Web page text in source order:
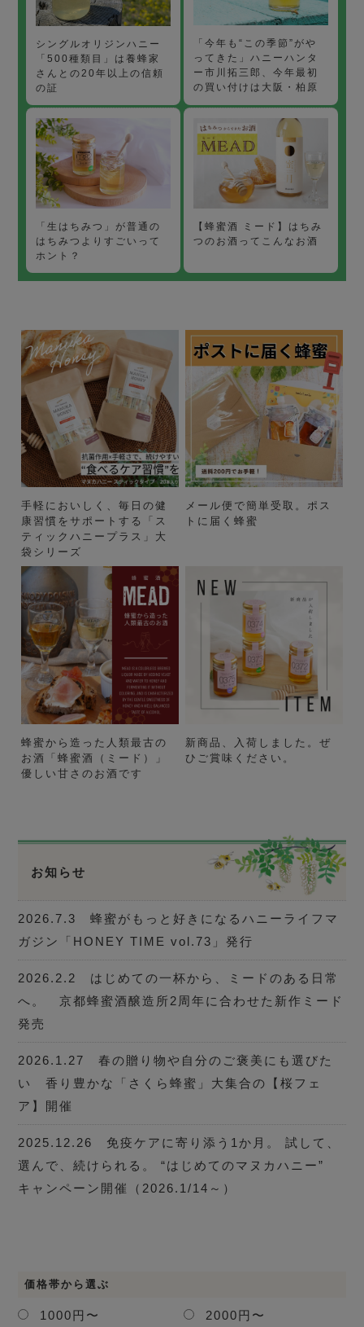
シングルオリジンハニー
「500種類目」は養蜂家
さんとの20年以上の信頼
の証
「今年も“この季節”がや
ってきた」ハニーハンタ
ー市川拓三郎、今年最初
の買い付けは大阪・柏原
「生はちみつ」が普通の
はちみつよりすごいって
ホント？
【蜂蜜酒 ミード】はちみ
つのお酒ってこんなお酒
手軽においしく、毎日の健
康習慣をサポートする「ス
ティックハニープラス」大
袋シリーズ
メール便で簡単受取。ポス
トに届く蜂蜜
蜂蜜から造った人類最古の
お酒「蜂蜜酒（ミード）」
優しい甘さのお酒です
新商品、入荷しました。ぜ
ひご賞味ください。
お知らせ
2026.7.3 蜂蜜がもっと好きになるハニーライフマ
ガジン「HONEY TIME vol.73」発行
2026.2.2 はじめての一杯から、ミードのある日常
へ。 京都蜂蜜酒醸造所2周年に合わせた新作ミード
発売
2026.1.27 春の贈り物や自分のご褒美にも選びた
い 香り豊かな「さくら蜂蜜」大集合の【桜フェ
ア】開催
2025.12.26 免疫ケアに寄り添う1か月。 試して、
選んで、続けられる。 “はじめてのマヌカハニー”
キャンペーン開催（2026.1/14～）
価格帯から選ぶ
1000円〜 2000円〜